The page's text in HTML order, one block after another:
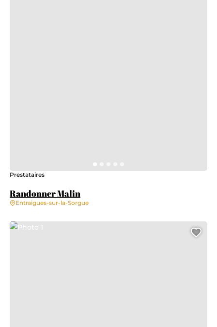
Randonner Malin
Prestataires
Entraigues-sur-la-Sorgue
Photo 1